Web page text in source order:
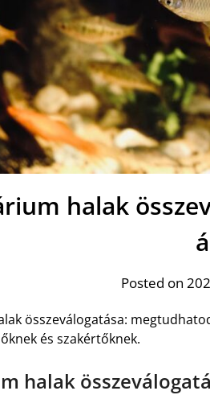
halak
Posted on
összeválogatása:
és szakértőknek.
halak